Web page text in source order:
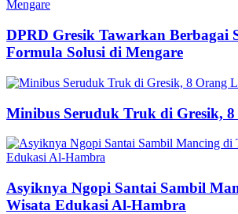
DPRD Gresik Tawarkan Berbagai
Formula Solusi di Mengare
Minibus Seruduk Truk di Gresik,
Asyiknya Ngopi Santai Sambil
Wisata Edukasi Al-Hambra